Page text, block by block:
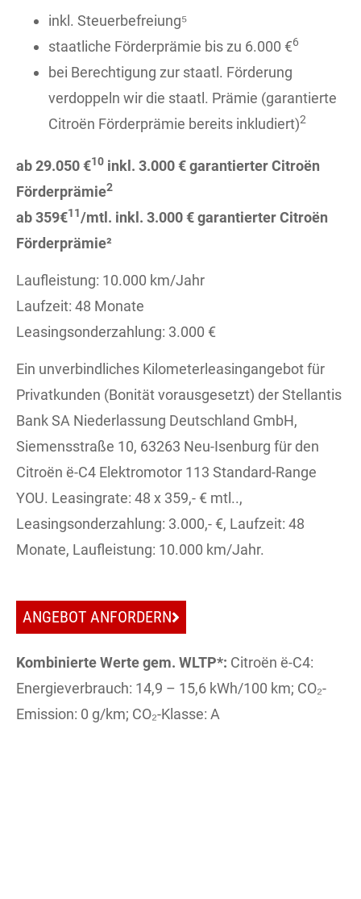
inkl. Steuerbefreiung⁵
staatliche Förderprämie bis zu 6.000 €6
bei Berechtigung zur staatl. Förderung
verdoppeln wir die staatl. Prämie (garantierte
Citroën Förderprämie bereits inkludiert)2
ab 29.050 €10 inkl. 3.000 € garantierter Citroën
Förderprämie2
ab 359€11/mtl. inkl. 3.000 € garantierter Citroën
Förderprämie²
Laufleistung: 10.000 km/Jahr
Laufzeit: 48 Monate
Leasingsonderzahlung: 3.000 €
Ein unverbindliches Kilometerleasingangebot für
Privatkunden (Bonität vorausgesetzt) der Stellantis
Bank SA Niederlassung Deutschland GmbH,
Siemensstraße 10, 63263 Neu-Isenburg für den
Citroën ë-C4 Elektromotor 113 Standard-Range
YOU. Leasingrate: 48 x 359,- € mtl..,
Leasingsonderzahlung: 3.000,- €, Laufzeit: 48
Monate, Laufleistung: 10.000 km/Jahr.
ANGEBOT ANFORDERN
Kombinierte Werte gem. WLTP*: Citroën ë-C4:
Energieverbrauch: 14,9 – 15,6 kWh/100 km; CO₂-
Emission: 0 g/km; CO₂-Klasse: A